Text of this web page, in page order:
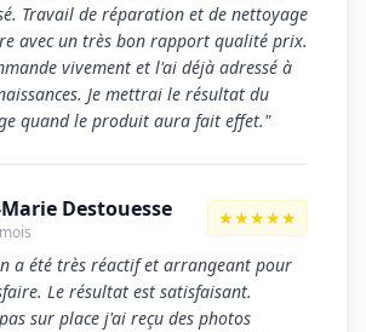
Travail de réparation et de nettoyage
avec un très bon rapport qualité prix.
vivement et l'ai déjà adressé à
Je mettrai le résultat du
quand le produit aura fait effet."
Destouesse ★★★★★
a été très réactif et arrangeant pour
Le résultat est satisfaisant.
sur place j'ai reçu des photos